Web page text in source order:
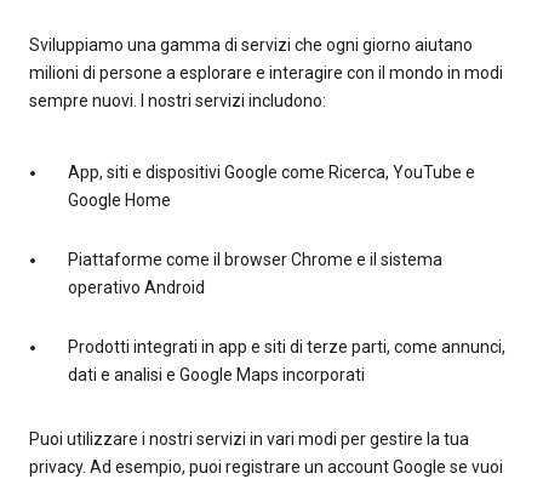
Sviluppiamo una gamma di servizi che ogni giorno aiutano
milioni di persone a esplorare e interagire con il mondo in modi
sempre nuovi. I nostri servizi includono:
App, siti e dispositivi Google come Ricerca, YouTube e
Google Home
Piattaforme come il browser Chrome e il sistema
operativo Android
Prodotti integrati in app e siti di terze parti, come annunci,
dati e analisi e Google Maps incorporati
Puoi utilizzare i nostri servizi in vari modi per gestire la tua
privacy. Ad esempio, puoi registrare un account Google se vuoi